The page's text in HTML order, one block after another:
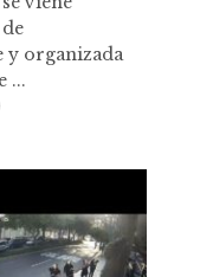
y organizada
...